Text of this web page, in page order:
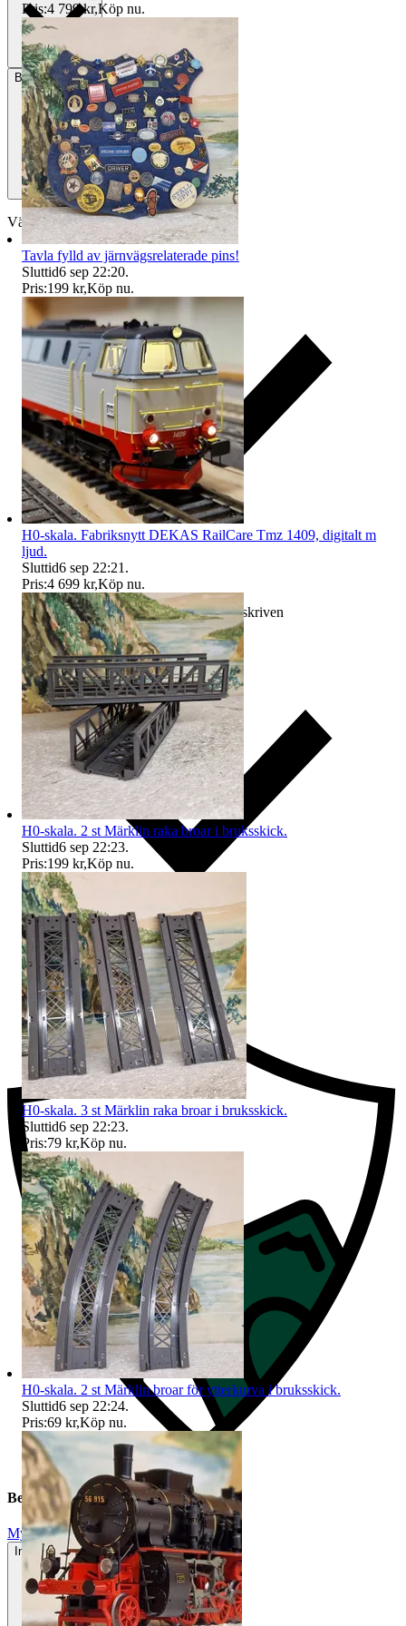
Betalning Via Tradera
Välj till köparskydd
Ersättning om varan inte är som beskriven
Ersättning om du inte får din vara
Beskrivning
Mycket gott skick
Inga eller minimala tecken på användning
Pris:4 799 kr,Köp nu.
Tavla fylld av järnvägsrelaterade pins!
Sluttid6 sep 22:20.
Pris:199 kr,Köp nu.
H0-skala. Fabriksnytt DEKAS RailCare Tmz 1409, digitalt m
ljud.
Sluttid6 sep 22:21 .
Pris:4 699 kr,Köp nu.
H0-skala. 2 st Märklin raka broar i bruksskick.
Sluttid6 sep 22:23.
Pris:199 kr,Köp nu.
H0-skala. 3 st Märklin raka broar i bruksskick.
Sluttid6 sep 22:23.
Pris:79 kr,Köp nu.
H0-skala. 2 st Märklin broar för ytterkurva i bruksskick.
Sluttid6 sep 22:24.
Pris:69 kr,Köp nu.